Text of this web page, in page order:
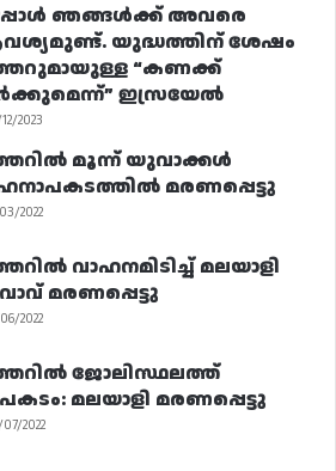
ഞങ്ങൾക്ക് അവരെ
യുദ്ധത്തിന് ശേഷം
“കണക്ക്
ഇസ്രയേൽ
2023
മൂന്ന് യുവാക്കൾ
മരണപ്പെട്ടു
2022
വാഹനമിടിച്ച് മലയാളി
മരണപ്പെട്ടു
2022
ജോലിസ്ഥലത്ത്
മലയാളി മരണപ്പെട്ടു
2022